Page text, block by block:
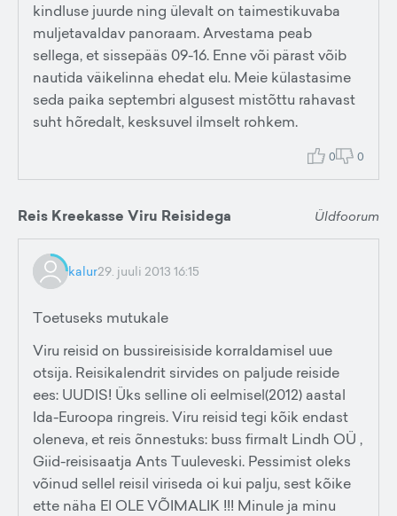
kindluse juurde ning ülevalt on taimestikuvaba
muljetavaldav panoraam. Arvestama peab
sellega, et sissepääs 09-16. Enne või pärast võib
nautida väikelinna ehedat elu. Meie külastasime
seda paika septembri algusest mistõttu rahavast
suht hõredalt, kesksuvel ilmselt rohkem.
0 0
Reis Kreekasse Viru Reisidega Üldfoorum
kalur29. juuli 2013 16:15
Toetuseks mutukale
Viru reisid on bussireisiside korraldamisel uue
otsija. Reisikalendrit sirvides on paljude reiside
ees: UUDIS! Üks selline oli eelmisel(2012) aastal
Ida-Euroopa ringreis. Viru reisid tegi kõik endast
oleneva, et reis õnnestuks: buss firmalt Lindh OÜ ,
Giid-reisisaatja Ants Tuuleveski. Pessimist oleks
võinud sellel reisil viriseda oi kui palju, sest kõike
ette näha EI OLE VÕIMALIK !!! Minule ja minu